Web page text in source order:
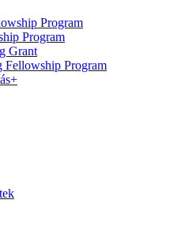
Program
Program
Grant
Program